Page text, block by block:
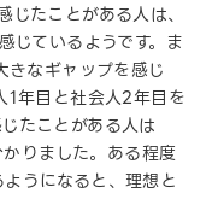
たことがある人は、
ているようです。ま
なギャップを感じ
1年目と社会人2年目を
たことがある人は
りました。ある程度
うになると、理想と